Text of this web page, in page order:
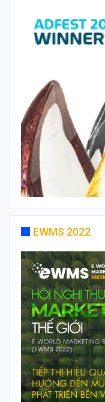
EWMS 2022